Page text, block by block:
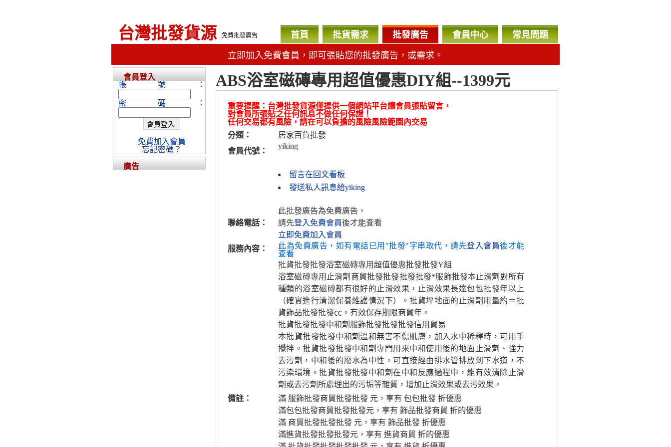
台灣批發貨源 免費批發廣告 首頁 批貨需求 批發廣告 會員中心 常見問題
立即加入免費會員，即可張貼您的批發廣告，或需求。
ABS浴室磁磚專用超值優惠DIY組--1399元
重要提醒：台灣批發貨源僅提供一個網站平台讓會員張貼留言，
對會員所張貼之任何訊息不做任何保證！
任何交易都有風險，請在可以負擔的風險風險範圍內交易
分類：
居家百貨批發
會員代號：
yiking
留言在回文看板
發送私人訊息給yiking
聯絡電話：
此批發廣告為免費廣告，
請先登入免費會員後才能查看
立即免費加入會員
服務內容：
此為免費廣告，如有電話已用"批發"字串取代，請先登入會員後才能
查看
批貨批發批發浴室磁磚專用超值優惠批發批發Y組
浴室磁磚專用止滑劑商貿批發批發批發批發*服飾批發本止滑劑對所有
種類的浴室磁磚都有很好的止滑效果，止滑效果長達包包批發年以上
（確實進行清潔保養維護情況下）。批貨坪地面的止滑劑用量約＝批
貨飾品批發批發㏄。有效保存期限商貿年。
批貨批發批發中和劑服飾批發批發批發信用貿易
本批貨批發批發中和劑溫和無害不傷肌膚，加入水中稀釋時，可用手
攪拌。批貨批發批發中和劑專門用來中和使用後的地面止滑劑、強力
去污劑，中和後的廢水為中性，可直接經由排水管排放到下水道，不
污染環境。批貨批發批發中和劑在中和反應過程中，能有效清除止滑
劑或去污劑所處理出的污垢等雜質，增加止滑效果或去污效果。
備註：
滿 服飾批發商貿批發批發 元，享有 包包批發 折優惠
滿包包批發商貿批發批發元，享有 飾品批發商貿 折的優惠
滿 商貿批發批發批發 元，享有 飾品批發 折優惠
滿進貨批發批發批發元，享有 進貨商貿 折的優惠
會員登入
帳號：
密碼：
免費加入會員
忘記密碼？
廣告